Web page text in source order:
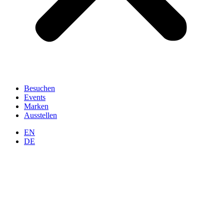
Besuchen
Events
Marken
Ausstellen
EN
DE